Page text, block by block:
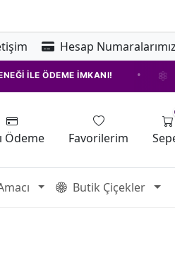
Hesap Numaralarımız
ÖDEME İMKANI! •
Ödeme Favorilerim
Butik Çiçekler